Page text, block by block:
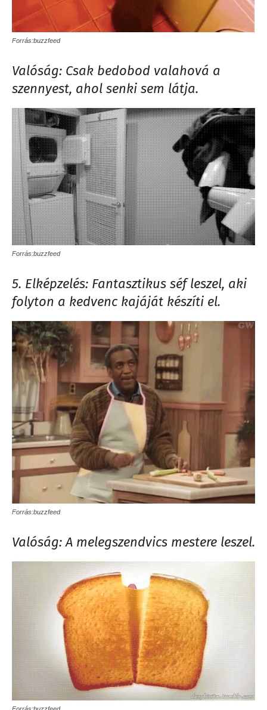
Forrás:buzzfeed
Valóság: Csak bedobod valahová a
szennyest, ahol senki sem látja.
Forrás:buzzfeed
5. Elképzelés: Fantasztikus séf leszel, aki
folyton a kedvenc kajáját készíti el.
Forrás:buzzfeed
Valóság: A melegszendvics mestere leszel.
Forrás:buzzfeed